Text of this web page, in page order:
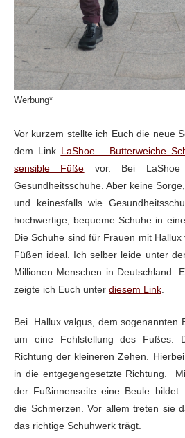
Werbung*
Vor kurzem stellte ich Euch die neue
dem Link LaShoe – Butterweiche
sensible Füße vor. Bei
Gesundheitsschuhe. Aber keine
und keinesfalls wie
hochwertige, bequeme Schuhe in
Die Schuhe sind für Frauen mit Hallux
Füßen ideal. Ich selber leide unter
Millionen Menschen in Deutschland.
zeigte ich Euch unter diesem Link.
Bei Hallux valgus, dem sogenannten
um eine Fehlstellung des Fußes.
Richtung der kleineren Zehen.
in die entgegengesetzte Richtung.
der Fußinnenseite eine Beule bildet.
die Schmerzen. Vor allem treten sie
das richtige Schuhwerk trägt.